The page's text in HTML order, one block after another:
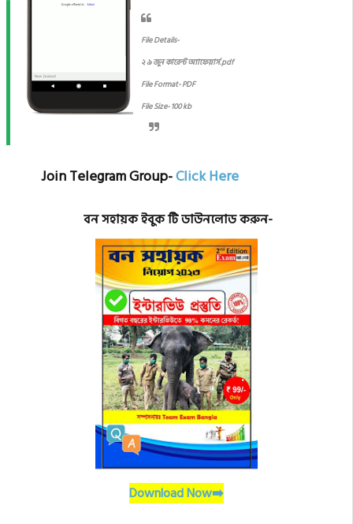
File Details-
২ ৯ জুন কারেন্ট অ্যাফেয়ার্স.pdf
File Format- PDF
File Size- 100 kb
Join Telegram Group-Click Here
বন সহায়ক ইবুক টি ডাউনলোড করুন-
Download Now➡️